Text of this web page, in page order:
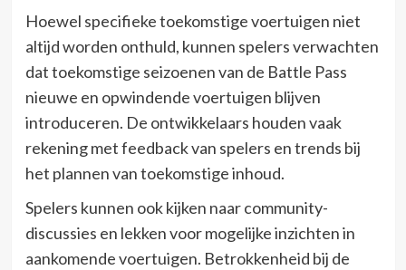
Hoewel specifieke toekomstige voertuigen niet
altijd worden onthuld, kunnen spelers verwachten
dat toekomstige seizoenen van de Battle Pass
nieuwe en opwindende voertuigen blijven
introduceren. De ontwikkelaars houden vaak
rekening met feedback van spelers en trends bij
het plannen van toekomstige inhoud.
Spelers kunnen ook kijken naar community-
discussies en lekken voor mogelijke inzichten in
aankomende voertuigen. Betrokkenheid bij de